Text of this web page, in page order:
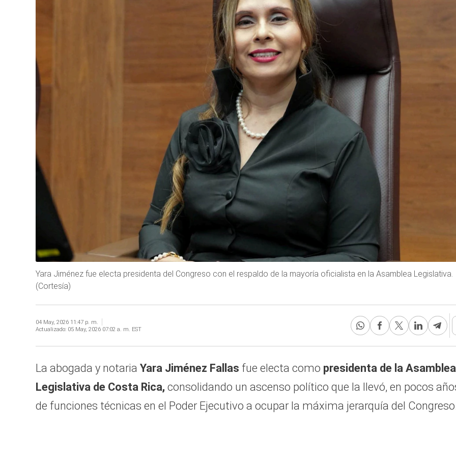
Yara Jiménez fue electa presidenta del Congreso con el respaldo de la mayoría oficialista en la Asamblea Legislativa.
(Cortesía)
04 May, 2026 11:47 p. m.
Actualizado: 05 May, 2026 07:02 a. m. EST
La abogada y notaria Yara Jiménez Fallas fue electa como presidenta de la Asamblea
Legislativa de Costa Rica, consolidando un ascenso político que la llevó, en pocos
de funciones técnicas en el Poder Ejecutivo a ocupar la máxima jerarquía del